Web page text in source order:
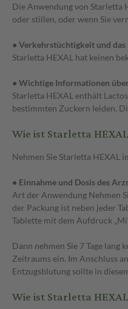
Die Anwendung von Starletta
oder stillen, oder wenn Sie
● Verkehrstüchtigkeit und das
Starletta HEXAL hat keinen
● Wichtige Informationen
Starletta HEXAL enthält
bestimmten Zuckern leiden.
Wie ist Starletta
Nehmen Sie Starletta HEXAL
• Einnahme und Dosis des
Art der Anwendung Nehmen
der Packung ist neben jeder
Tablette mit dem Aufdruck
Dann nehmen Sie 7 Tage
Zeitraums ein. Im Anschluss
Entzugsblutung sollte in
Wie ist Starletta